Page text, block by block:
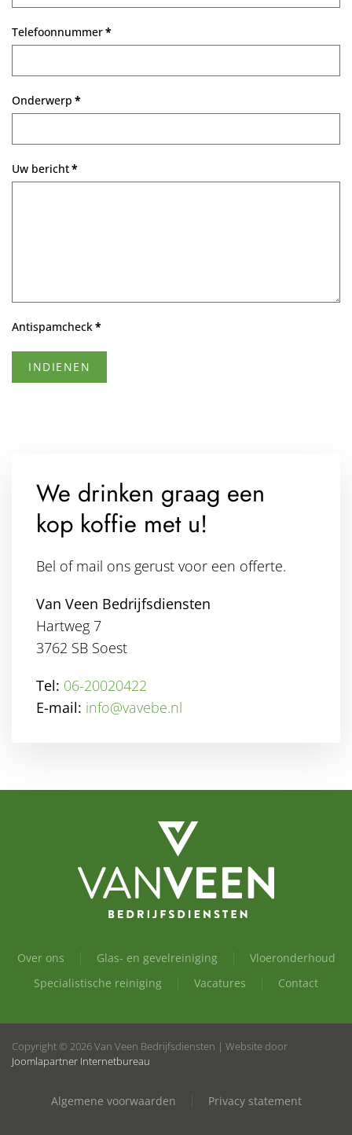
Telefoonnummer*
Onderwerp *
Uw bericht*
Antispamcheck*
INDIENEN
We drinken graag een
kop koffie met u!
Bel of mail ons gerust voor een offerte.
Van Veen Bedrijfsdiensten
Hartweg 7
3762 SB Soest
Tel: 06-20020422
E-mail: info@vavebe.nl
Over ons Glas- en gevelreiniging
Vloeronderhoud
Specialistische reiniging
Vacatures Contact
Copyright © 2026 Van Veen Bedrijfsdiensten | Website door
Joomlapartner Internetbureau
Algemene voorwaarden Privacy statement